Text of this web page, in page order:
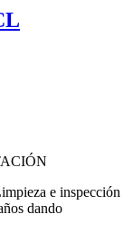
e inspección
dando